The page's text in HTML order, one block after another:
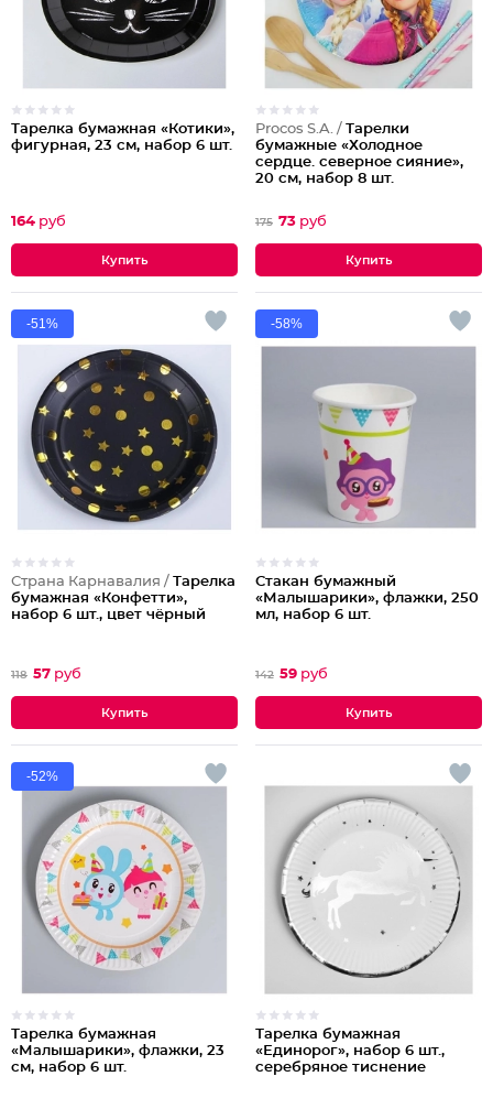
Тарелка бумажная «Котики»,
фигурная, 23 см, набор 6 шт.
164 руб
Procos S.A. / Тарелки
бумажные «Холодное
сердце. северное сияние»,
20 см, набор 8 шт.
175 73 руб
-51%
Страна Карнавалия / Тарелка
бумажная «Конфетти»,
набор 6 шт., цвет чёрный
118 57 руб
-58%
Стакан бумажный
«Малышарики», флажки, 250
мл, набор 6 шт.
142 59 руб
-52%
Тарелка бумажная
«Малышарики», флажки, 23
см, набор 6 шт.
Тарелка бумажная
«Единорог», набор 6 шт.,
серебряное тиснение